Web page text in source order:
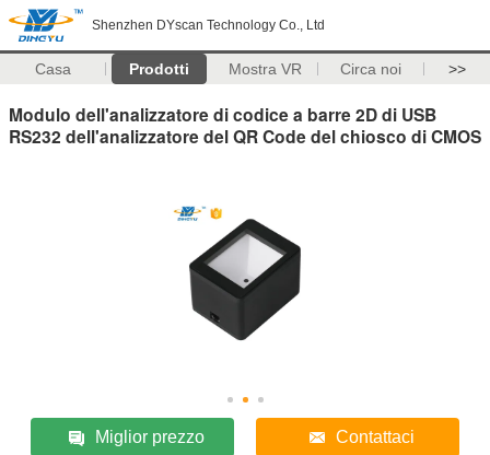
Shenzhen DYscan Technology Co., Ltd
Casa Prodotti Mostra VR Circa noi >>
Modulo dell'analizzatore di codice a barre 2D di USB
RS232 dell'analizzatore del QR Code del chiosco di CMOS
Miglior prezzo Contattaci